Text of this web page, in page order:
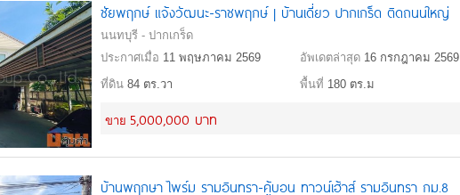
ชัยพฤกษ์ แจ้งวัฒนะ-ราชพฤกษ์ | บ้านเดี่ยว ปากเกร็ด ติดถนนใหญ่
นนทบุรี - ปากเกร็ด
ประกาศเมื่อ 11 พฤษภาคม 2569 อัพเดตล่าสุด 16 กรกฎาคม 2569
ที่ดิน 84 ตร.วา พื้นที่ 180 ตร.ม
ขาย 5,000,000 บาท
บ้านพฤกษา ไพร์ม รามอินทรา-คู้บอน ทาวน์เฮ้าส์ รามอินทรา กม.8